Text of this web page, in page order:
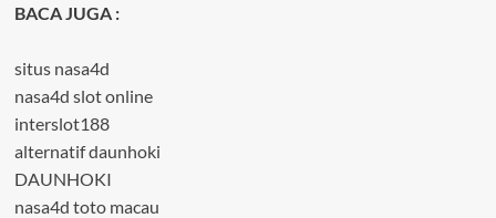
BACA JUGA :
situs nasa4d
nasa4d slot online
interslot188
alternatif daunhoki
DAUNHOKI
nasa4d toto macau